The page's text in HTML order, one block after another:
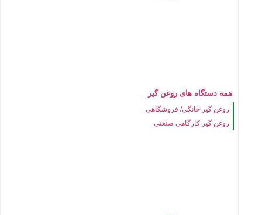
همه دستگاه های روغن گیر
روغن گیر خانگی/ فروشگاهی
روغن گیر کارگاهی صنعتی